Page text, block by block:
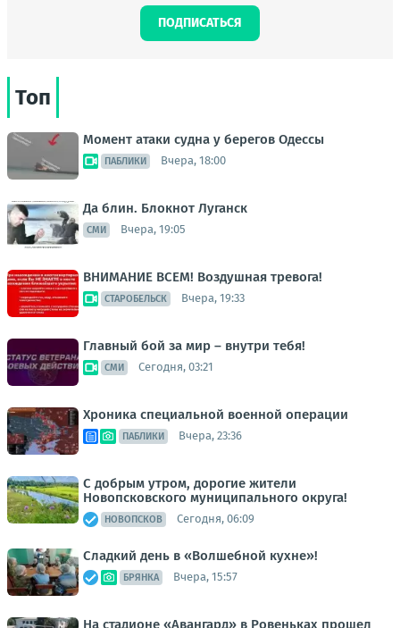
ПОДПИСАТЬСЯ
Топ
Момент атаки судна у берегов Одессы
ПАБЛИКИ Вчера, 18:00
Да блин. Блокнот Луганск
СМИ Вчера, 19:05
ВНИМАНИЕ ВСЕМ! Воздушная тревога!
СТАРОБЕЛЬСК Вчера, 19:33
Главный бой за мир – внутри тебя!
СМИ Сегодня, 03:21
Хроника специальной военной операции
ПАБЛИКИ Вчера, 23:36
С добрым утром, дорогие жители
Новопсковского муниципального округа!
НОВОПСКОВ Сегодня, 06:09
Сладкий день в «Волшебной кухне»!
БРЯНКА Вчера, 15:57
На стадионе «Авангард» в Ровеньках прошел